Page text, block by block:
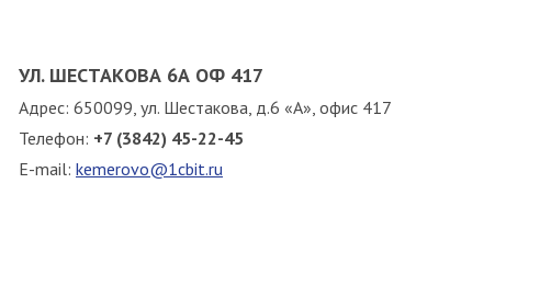
УЛ. ШЕСТАКОВА 6А ОФ 417
Адрес: 650099, ул. Шестакова, д.6 «А», офис 417
Телефон: +7 (3842) 45-22-45
E-mail: kemerovo@1cbit.ru